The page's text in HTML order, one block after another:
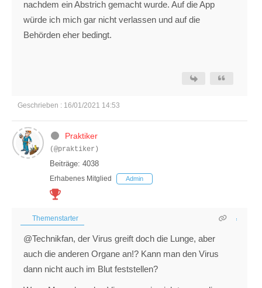
nachdem ein Abstrich gemacht wurde. Auf die App
würde ich mich gar nicht verlassen und auf die
Behörden eher bedingt.
Geschrieben : 16/01/2021 14:53
Praktiker
(@praktiker)
Beiträge: 4038
Erhabenes Mitglied Admin
Themenstarter
@Technikfan, der Virus greift doch die Lunge, aber
auch die anderen Organe an!? Kann man den Virus
dann nicht auch im Blut feststellen?